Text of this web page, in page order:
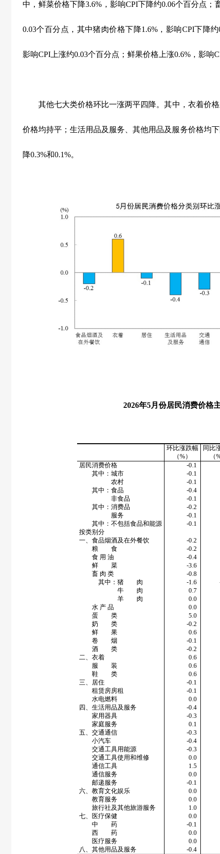
中，鲜菜价格下降3.6% ，影响CPI下降约0.06个百分点；
0.03个百分点，其中猪肉价格下降1.6% ，影响CPI下降约
影响CPI 上涨约0.03个百分点；鲜果价格上涨0.6% ，影响
其他七大类价格环比一涨两平四降。其中，衣着价
价格均持平；生活用品及服务、其他用品及服务价格均
降0.3%和0.1%。
2026年5月份居民消费价格
环比涨跌幅
（%）
同比
（
居民消费价格
-0.1
其中：城市
-0.1
农村
-0.1
其中：食品
-0.4
非食品
-0.1
其中：消费品
-0.2
服务
-0.1
其中：不包括食品和能源
-0.1
按类别分
一、食品烟酒及在外餐饮
-0.2
粮 食
-0.2
食 用 油
-0.4
鲜 菜
-3.6
畜 肉 类
-0.8
其中：猪 肉
-1.6
牛 肉
0.7
羊 肉
0.0
水 产 品
0.0
蛋 类
5.0
奶 类
-0.2
鲜 果
0.6
卷 烟
-0.1
酒 类
-0.2
二、衣着
0.6
服 装
0.6
鞋 类
0.6
三、居住
-0.1
租赁房房租
-0.1
水电燃料
0.0
四、生活用品及服务
-0.4
家用器具
-0.3
家庭服务
0.1
五、交通通信
-0.3
小汽车
-0.4
交通工具用能源
-0.3
交通工具使用和维修
0.0
通信工具
1.5
通信服务
0.0
邮递服务
-0.1
六、教育文化娱乐
0.0
教育服务
0.0
旅行社及其他旅游服务
1.0
七、医疗保健
0.0
中 药
-0.1
西 药
0.0
医疗服务
0.0
八、其他用品及服务
-0.4